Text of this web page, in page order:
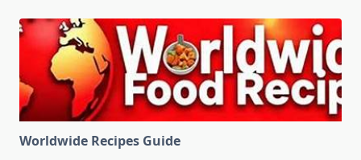
Worldwide Recipes Guide